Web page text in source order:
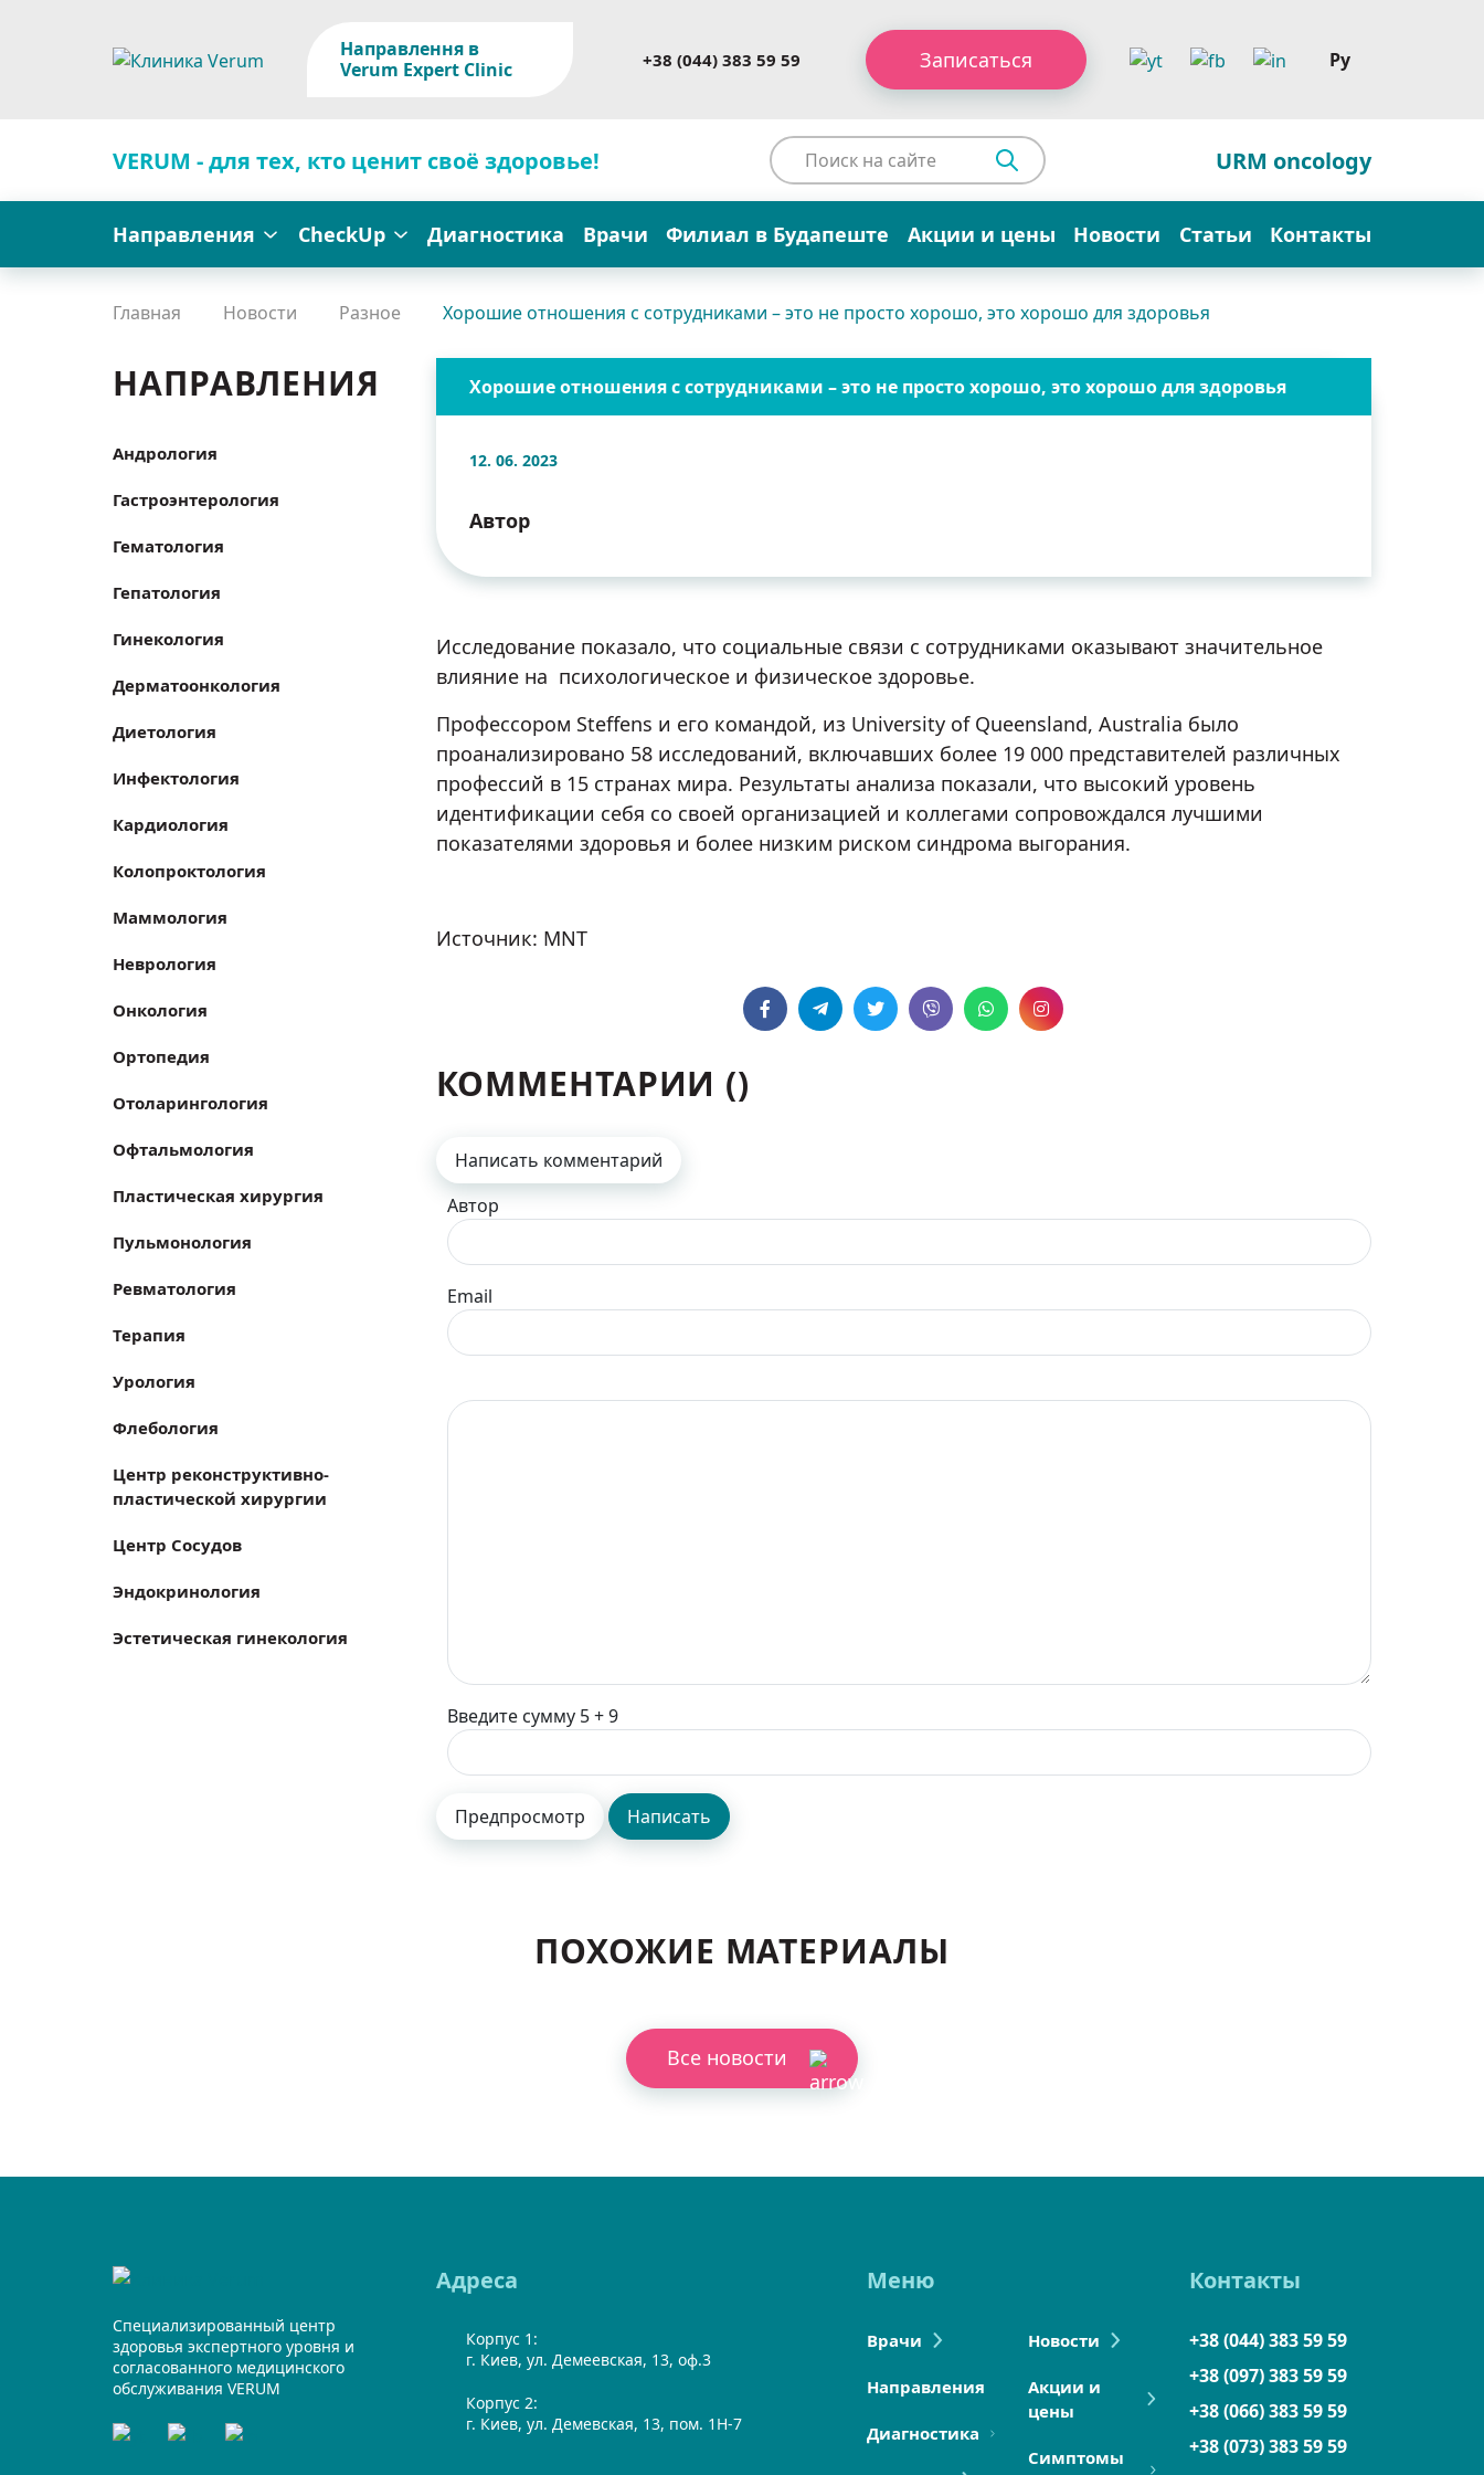
Направлення в
Verum Expert Clinic
+38 (044) 383 59 59 Записаться Ру
VERUM - для тех, кто ценит своё здоровье! URM oncology
Направления CheckUp Диагностика Врачи Филиал в Будапеште Акции и цены Новости Статьи Контакты
Главная Новости Разное Хорошие отношения с сотрудниками – это не просто хорошо, это хорошо для здоровья
НАПРАВЛЕНИЯ
Андрология
Гастроэнтерология
Гематология
Гепатология
Гинекология
Дерматоонкология
Диетология
Инфектология
Кардиология
Колопроктология
Маммология
Неврология
Онкология
Ортопедия
Отоларингология
Офтальмология
Пластическая хирургия
Пульмонология
Ревматология
Терапия
Урология
Флебология
Центр реконструктивно-
пластической хирургии
Центр Сосудов
Эндокринология
Эстетическая гинекология
Хорошие отношения с сотрудниками – это не просто хорошо, это хорошо для здоровья
12. 06. 2023
Автор
Исследование показало, что социальные связи с сотрудниками оказывают значительное
влияние на психологическое и физическое здоровье.
Профессором Steffens и его командой, из University of Queensland, Australia было
проанализировано 58 исследований, включавших более 19 000 представителей различных
профессий в 15 странах мира. Результаты анализа показали, что высокий уровень
идентификации себя со своей организацией и коллегами сопровождался лучшими
показателями здоровья и более низким риском синдрома выгорания.
Источник: MNT
КОММЕНТАРИИ ()
Написать комментарий
Автор
Email
Введите сумму 5 + 9
ПОХОЖИЕ МАТЕРИАЛЫ
Все новости
Специализированный центр
здоровья экспертного уровня и
согласованного медицинского
обслуживания VERUM
Адреса
Корпус 1:
г. Киев, ул. Демеевская, 13, оф.3
Корпус 2:
г. Киев, ул. Демевская, 13, пом. 1Н-7
Меню
Врачи
Направления
Диагностика
Новости
Акции и
цены
Симптомы
Контакты
+38 (044) 383 59 59
+38 (097) 383 59 59
+38 (066) 383 59 59
+38 (073) 383 59 59